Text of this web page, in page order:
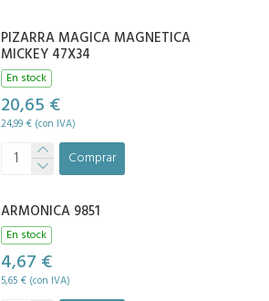
PIZARRA MAGICA MAGNETICA
MICKEY 47X34
En stock
20,65 €
24,99 € (con IVA)
Comprar
ARMONICA 9851
En stock
4,67 €
5,65 € (con IVA)